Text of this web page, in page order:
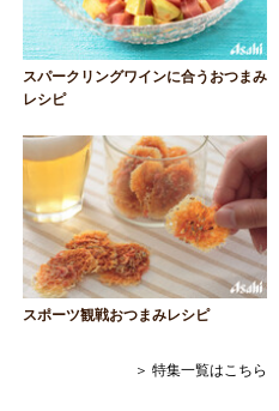
スパークリングワインに合うおつまみ
レシピ
スポーツ観戦おつまみレシピ
＞ 特集一覧はこちら